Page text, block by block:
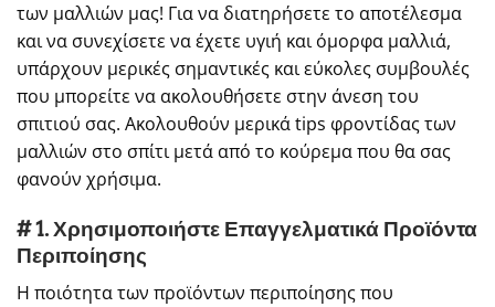
των μαλλιών μας! Για να διατηρήσετε το αποτέλεσμα
και να συνεχίσετε να έχετε υγιή και όμορφα μαλλιά,
υπάρχουν μερικές σημαντικές και εύκολες συμβουλές
που μπορείτε να ακολουθήσετε στην άνεση του
σπιτιού σας. Ακολουθούν μερικά tips φροντίδας των
μαλλιών στο σπίτι μετά από το κούρεμα που θα σας
φανούν χρήσιμα.
# 1. Χρησιμοποιήστε Επαγγελματικά Προϊόντα
Περιποίησης
Η ποιότητα των προϊόντων περιποίησης που